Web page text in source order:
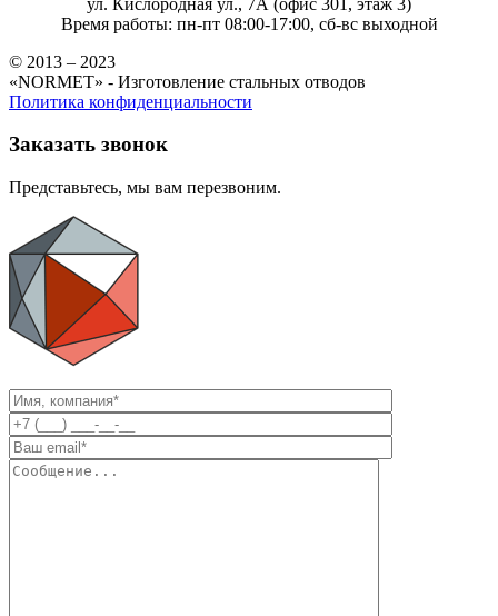
Время работы: пн-пт 08:00-17:00, сб-вс выходной
© 2013 – 2023
«NORMET» - Изготовление стальных отводов
Политика конфиденциальности
Заказать звонок
Представьтесь, мы вам перезвоним.